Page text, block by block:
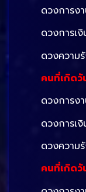
ดวงการง
ดวงการเ
ดวงความ
คนที่เกิด
ดวงการง
ดวงการเ
ดวงความ
คนที่เกิด